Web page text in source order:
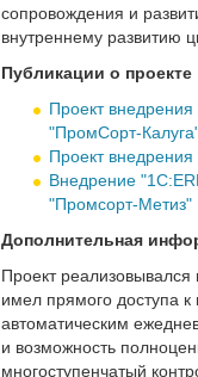
сопровождения и
внутреннему развитию
Публикации о проекте
Проект
"ПромСорт-
Проект
Внедрение
"Промсорт-Метиз"
Дополнительная
Проект
имел прямого доступа к
автоматическим
и возможность
многоступенчатый